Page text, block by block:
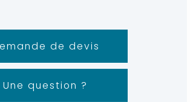
de devis
Une question ?